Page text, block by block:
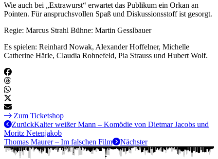
Wie auch bei „Extrawurst“ erwartet das Publikum ein Orkan an
Pointen. Für anspruchsvollen Spaß und Diskussionsstoff ist gesorgt.
Regie: Marcus Strahl Bühne: Martin Gesslbauer
Es spielen: Reinhard Nowak, Alexander Hoffelner, Michelle
Catherine Härle, Claudia Rohnefeld, Pia Strauss und Hubert Wolf.
Zum Ticketshop
ZurückKalter weißer Mann – Komödie von Dietmar Jacobs und
Moritz Netenjakob
Thomas Maurer – Im falschen Film
Nächster